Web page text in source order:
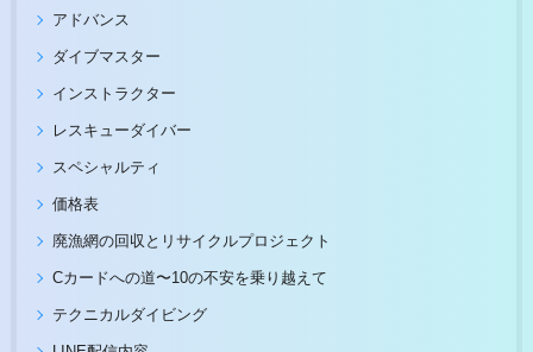
アドバンス
ダイブマスター
インストラクター
レスキューダイバー
スペシャルティ
価格表
廃漁網の回収とリサイクルプロジェクト
Cカードへの道〜10の不安を乗り越えて
テクニカルダイビング